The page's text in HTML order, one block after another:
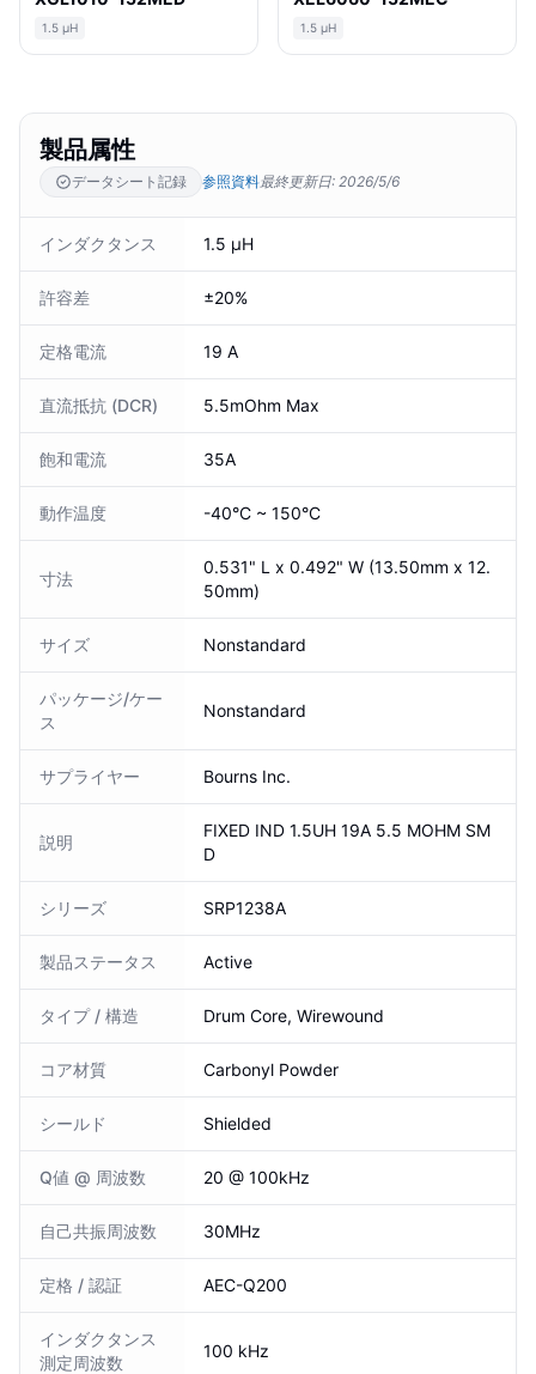
1.5 µH 1.5 µH
製品属性
データシート記録 参照資料最終更新日: 2026/5/6
インダクタンス 1.5 µH
許容差 ±20%
定格電流 19 A
直流抵抗 (DCR) 5.5mOhm Max
飽和電流 35A
動作温度 -40°C ~ 150°C
寸法
0.531" L x 0.492" W (13.50mm x 12.
50mm)
サイズ Nonstandard
パッケージ/ケー
ス
Nonstandard
サプライヤー Bourns Inc.
説明
FIXED IND 1.5UH 19A 5.5 MOHM SM
D
シリーズ SRP1238A
製品ステータス Active
タイプ / 構造 Drum Core, Wirewound
コア材質 Carbonyl Powder
シールド Shielded
Q値 @ 周波数 20 @ 100kHz
自己共振周波数 30MHz
定格 / 認証 AEC-Q200
インダクタンス
測定周波数
100 kHz